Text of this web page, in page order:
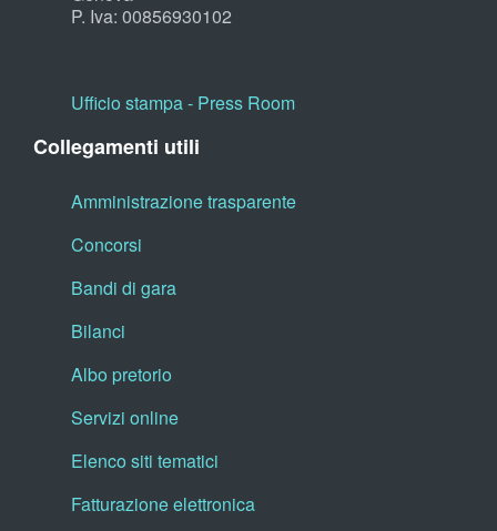
P. Iva: 00856930102
Ufficio stampa - Press Room
Collegamenti utili
Amministrazione trasparente
Concorsi
Bandi di gara
Bilanci
Albo pretorio
Servizi online
Elenco siti tematici
Fatturazione elettronica